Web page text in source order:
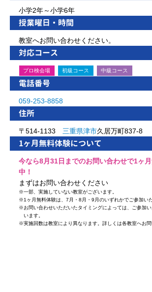
小学2年～小学6年
授業曜日・時間
教室へお問い合わせください。
対応コース
プロ検会場 初級コース 中級コース
電話番号
059-253-8858
住所
〒514-1133 三重県津市久居万町837-8
1ヶ月無料体験について
今なら8月31日までのお問い合わせで1ヶ
中！
まずはお問い合わせください
※一部、実施していない教室がございます。
※1ヶ月無料体験は、7月・8月・9月のいずれかでご参加い
※お問い合わせいただいたタイミングによっては、ご参加
います。
※実施回数は教室により異なります。詳しくは各教室へお問